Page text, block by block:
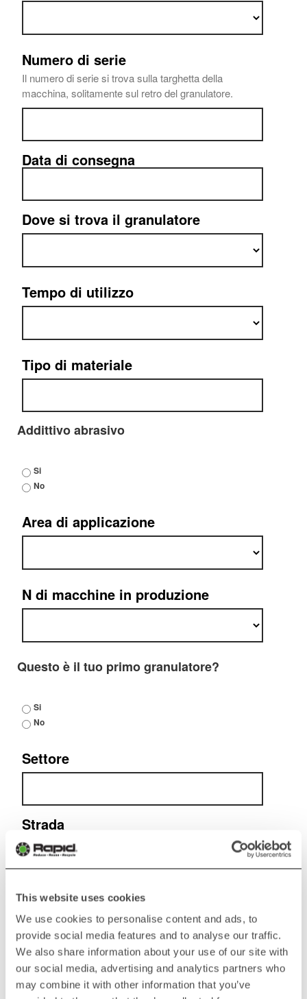
This website uses cookies
We use cookies to personalise content and ads, to
provide social media features and to analyse our traffic.
We also share information about your use of our site with
our social media, advertising and analytics partners who
may combine it with other information that you’ve
Numero di serie
Il numero di serie si trova sulla targhetta della
macchina, solitamente sul retro del granulatore.
Data di consegna
Dove si trova il granulatore
Tempo di utilizzo
Tipo di materiale
Addittivo abrasivo
Si
No
Area di applicazione
N di macchine in produzione
Questo è il tuo primo granulatore?
Si
No
Settore
Strada
Cap
Città